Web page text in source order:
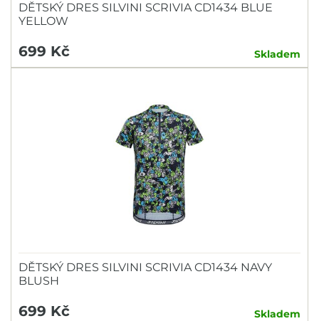
DĚTSKÝ DRES SILVINI SCRIVIA CD1434 BLUE
YELLOW
699 Kč Skladem
DĚTSKÝ DRES SILVINI SCRIVIA CD1434 NAVY
BLUSH
699 Kč Skladem